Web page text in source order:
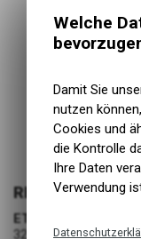
TPI3/180
Typ
Doppelte
Guter Grip
Ideal für den
REIFEN
ETRTO
32-584
Welche
Damit Sie
nutzen
Cookies und
die Kontrolle
Ihre Daten
Verwendung